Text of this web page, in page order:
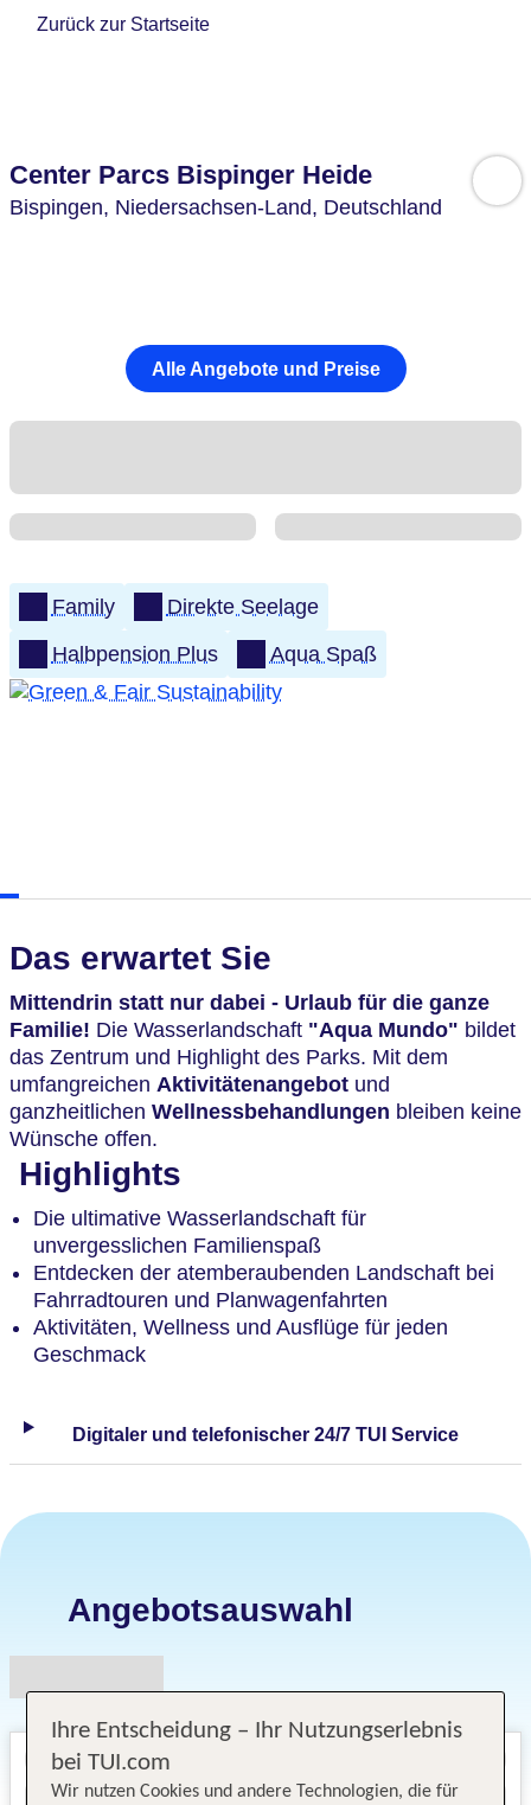
Zurück zur Startseite
Center Parcs Bispinger Heide
Bispingen, Niedersachsen-Land, Deutschland
Alle Angebote und Preise
Family
Direkte Seelage
Halbpension Plus
Aqua Spaß
Das erwartet Sie
Mittendrin statt nur dabei - Urlaub für die ganze
Familie! Die Wasserlandschaft "Aqua Mundo" bildet
das Zentrum und Highlight des Parks. Mit dem
umfangreichen Aktivitätenangebot und
ganzheitlichen Wellnessbehandlungen bleiben keine
Wünsche offen.
Highlights
Die ultimative Wasserlandschaft für
unvergesslichen Familienspaß
Entdecken der atemberaubenden Landschaft bei
Fahrradtouren und Planwagenfahrten
Aktivitäten, Wellness und Ausflüge für jeden
Geschmack
Digitaler und telefonischer 24/7 TUI Service
Angebotsauswahl
Ihre Entscheidung – Ihr Nutzungserlebnis
bei TUI.com
Wir nutzen Cookies und andere Technologien, die für